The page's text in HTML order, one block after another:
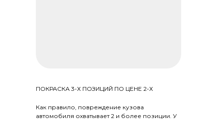
ПОКРАСКА 3-Х ПОЗИЦИЙ ПО ЦЕНЕ 2-Х
Как правило, повреждение кузова
автомобиля охватывает 2 и более позиции. У